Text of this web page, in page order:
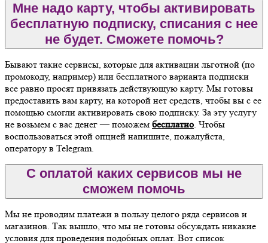
Мне надо карту, чтобы активировать
бесплатную подписку, списания с нее
не будет. Сможете помочь?
Бывают такие сервисы, которые для активации льготной (по
промокоду, например) или бесплатного варианта подписки
все равно просят привязать действующую карту. Мы готовы
предоставить вам карту, на которой нет средств, чтобы вы с ее
помощью смогли активировать свою подписку. За эту услугу
не возьмем с вас денег — поможем бесплатно. Чтобы
воспользоваться этой опцией напишите, пожалуйста,
оператору в Telegram.
С оплатой каких сервисов мы не
сможем помочь
Мы не проводим платежи в пользу целого ряда сервисов и
магазинов. Так вышло, что мы не готовы обсуждать никакие
условия для проведения подобных оплат. Вот список